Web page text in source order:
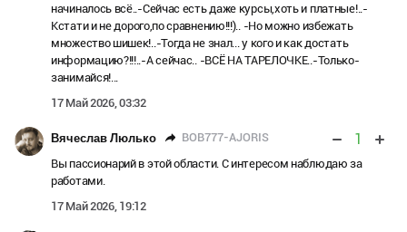
начиналось всё..-Сейчас есть даже курсы,хоть и платные!..-
Кстати и не дорого,по сравнению!!!).. -Но можно избежать
множество шишек!..-Тогда не знал... у кого и как достать
информацию?!!!..-А сейчас.. -ВСЁ НА ТАРЕЛОЧКЕ..-Только-
занимайся!...
17 Май 2026, 03:32
Вячеслав Люлько BOB777-AJORIS 1
Вы пассионарий в этой области. С интересом наблюдаю за
работами.
17 Май 2026, 19:12